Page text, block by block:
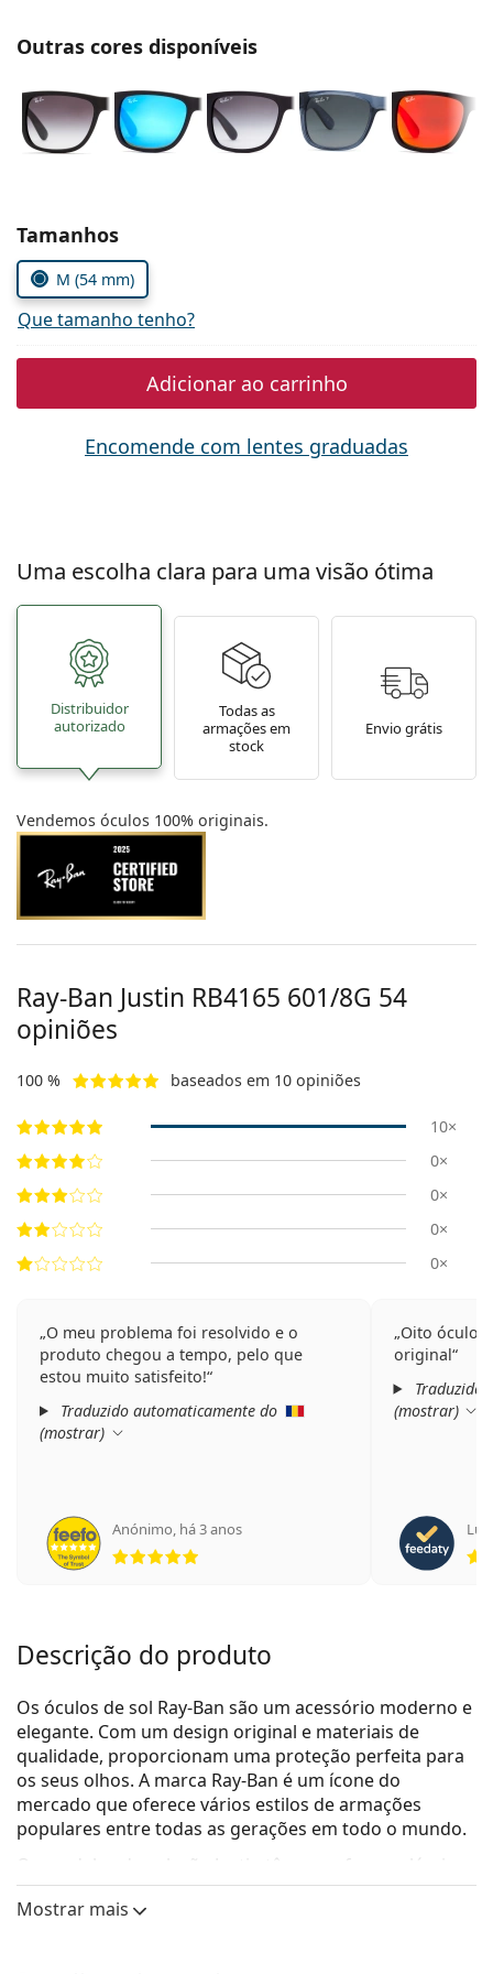
Prada
Todas as marcas
Outras cores disponíveis
Escolher parâmetros
Tamanhos
M (54 mm)
Que tamanho tenho?
Adicionar ao carrinho
Encomende com lentes graduadas
Uma escolha clara para uma visão ótima
Distribuidor
autorizado
Todas as
armações em
stock
Envio grátis
Vendemos óculos 100% originais.
Ray-Ban Justin RB4165 601/8G 54
opiniões
100 % baseados em 10 opiniões
10×
0×
0×
0×
0×
O meu problema foi resolvido e o
produto chegou a tempo, pelo que
estou muito satisfeito!
Traduzido automaticamente do
(mostrar)
Anónimo, há 3 anos
Oito
original
Traduzido
(mostrar)
Descrição do produto
Os óculos de sol Ray-Ban são um acessório moderno e
elegante. Com um design original e materiais de
qualidade, proporcionam uma proteção perfeita para
os seus olhos. A marca Ray-Ban é um ícone do
mercado que oferece vários estilos de armações
populares entre todas as gerações em todo o mundo.
Os modelos da coleção Justin têm uma forma clássica
Wayfarer.
Mostrar mais